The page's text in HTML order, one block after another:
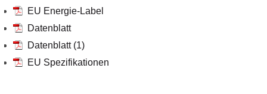
EU Energie-Label
Datenblatt
Datenblatt (1)
EU Spezifikationen